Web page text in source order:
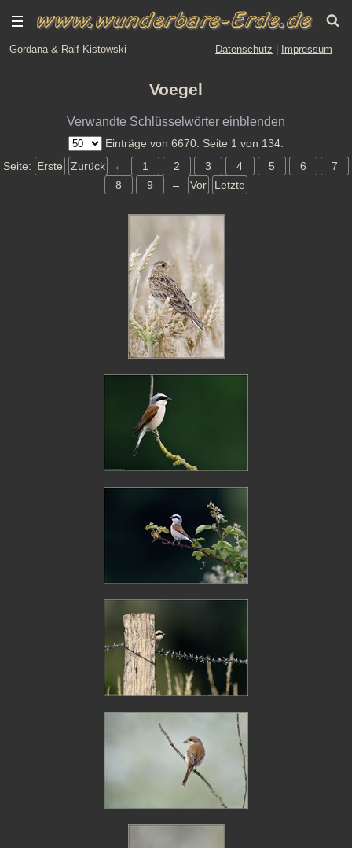
Gordana & Ralf Kistowski Datenschutz Impressum
Voegel
Verwandte Schlüsselwörter einblenden
Einträge von 6670. Seite 1 von 134.
Seite: Erste Zurück ← 1 2 3 4 5 6
7
8
9 → Vor Letzte